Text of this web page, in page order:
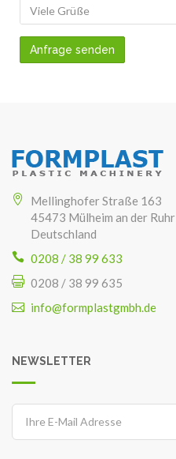
Anfrage senden
Mellinghofer Straße 163
45473 Mülheim an der Ruhr
Deutschland
0208 / 38 99 633
0208 / 38 99 635
info@formplastgmbh.de
NEWSLETTER